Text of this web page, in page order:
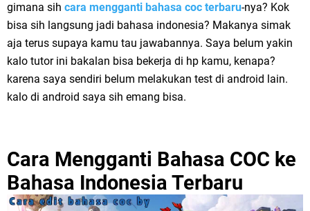
gimana sih cara mengganti bahasa coc terbaru-nya? Kok
bisa sih langsung jadi bahasa indonesia? Makanya simak
aja terus supaya kamu tau jawabannya. Saya belum yakin
kalo tutor ini bakalan bisa bekerja di hp kamu, kenapa?
karena saya sendiri belum melakukan test di android lain.
kalo di android saya sih emang bisa.
Cara Mengganti Bahasa COC ke
Bahasa Indonesia Terbaru